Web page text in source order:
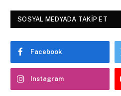
SOSYAL MEDYADA TAKİP ET
Facebook
Instagram